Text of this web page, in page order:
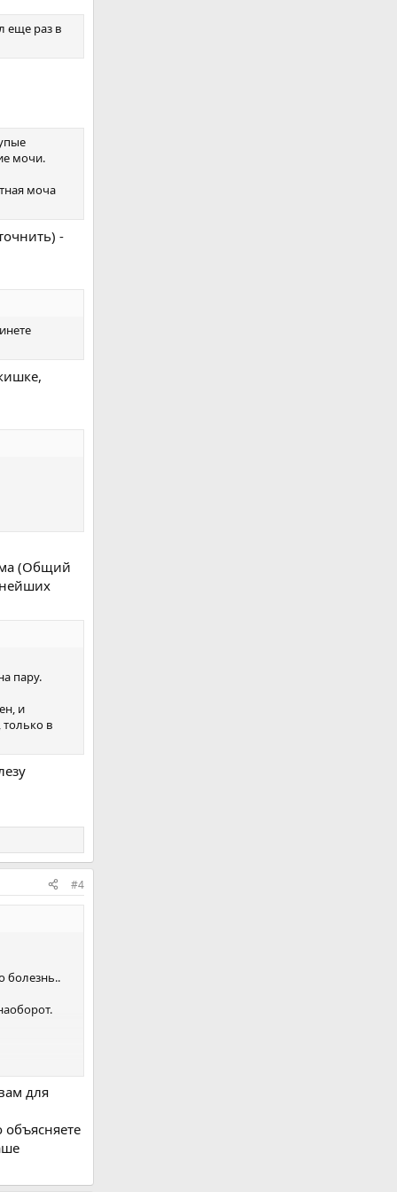
еще раз в
мочи.
моча
-
(Общий
пару.
и
в
#4
болезнь..
о
для